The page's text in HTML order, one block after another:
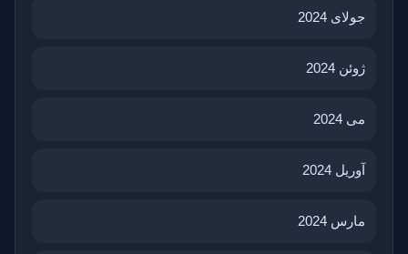
جولای 2024
ژوئن 2024
می 2024
آوریل 2024
مارس 2024